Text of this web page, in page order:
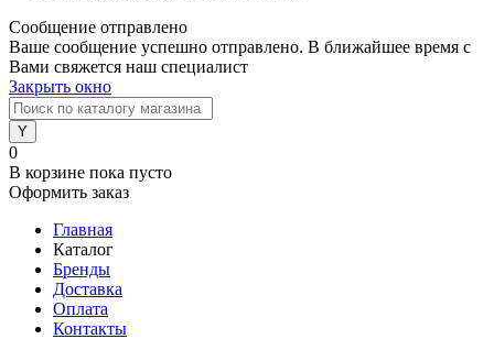
Сообщение отправлено
Ваше сообщение успешно отправлено. В ближайшее время с
Вами свяжется наш специалист
Закрыть окно
0
В корзине пока пусто
Оформить заказ
Главная
Каталог
Бренды
Доставка
Оплата
Контакты